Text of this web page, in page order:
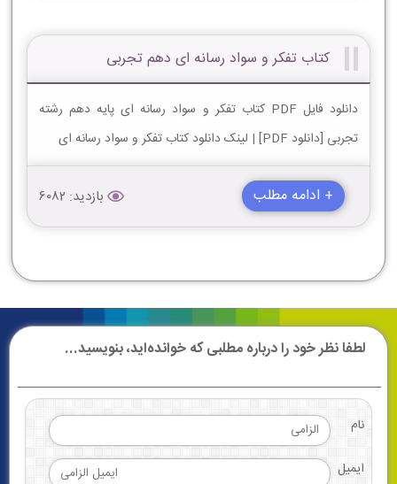
کتاب تفکر و سواد رسانه ای دهم تجربی
دانلود فایل PDF کتاب تفکر و سواد رسانه ای پایه دهم رشته
تجربی [دانلود PDF] | لینک دانلود کتاب تفکر و سواد رسانه ای
+ ادامه مطلب بازدید: 6082
لطفا نظر خود را درباره مطلبی که خوانده‌اید، بنویسید...
نام
ایمیل